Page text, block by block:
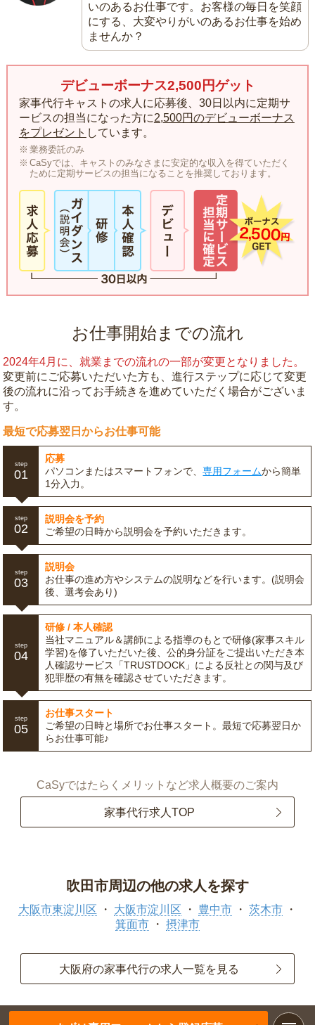
いのあるお仕事です。お客様の毎日を笑顔
にする、大変やりがいのあるお仕事を始め
ませんか？
デビューボーナス2,500円ゲット
家事代行キャストの求人に応募後、30日以内に定期サ
ービスの担当になった方に2,500円のデビューボーナス
をプレゼント しています。
業務委託のみ
CaSyでは、キャストのみなさまに安定的な収入を得ていただく
ために定期サービスの担当になることを推奨しております。
お仕事開始までの流れ
2024年4月に、就業までの流れの一部が変更となりました。
変更前にご応募いただいた方も、進行ステップに応じて変更
後の流れに沿ってお手続きを進めていただく場合がございま
す。
最短で応募翌日からお仕事可能
step
01
応募
パソコンまたはスマートフォンで、専用フォームから簡単
1分入力。
step
02
説明会を予約
ご希望の日時から説明会を予約いただきます。
step
03
説明会
お仕事の進め方やシステムの説明などを行います。(説明会
後、選考会あり)
step
04
研修 / 本人確認
当社マニュアル＆講師による指導のもとで研修(家事スキル
学習)を修了いただいた後、公的身分証をご提出いただき本
人確認サービス「TRUSTDOCK」による反社との関与及び
犯罪歴の有無を確認させていただきます。
step
05
お仕事スタート
ご希望の日時と場所でお仕事スタート。最短で応募翌日か
らお仕事可能♪
CaSyではたらくメリットなど求人概要のご案内
家事代行求人TOP
吹田市周辺の他の求人を探す
大阪市東淀川区 大阪市淀川区 豊中市
茨木市
箕面市
摂津市
大阪府の家事代行の求人一覧を見る